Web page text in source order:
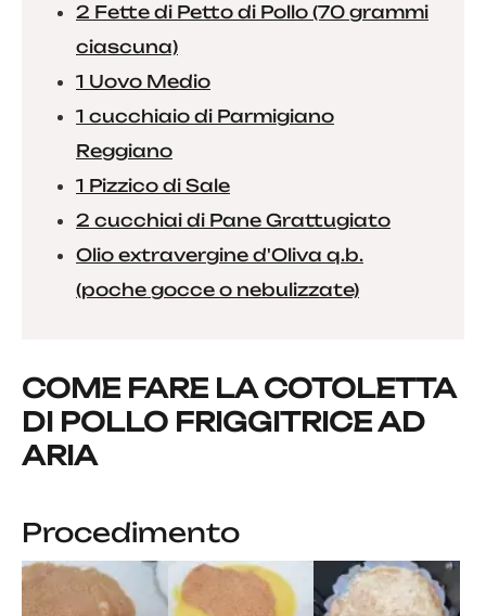
2 Fette di Petto di Pollo (70 grammi
ciascuna)
1 Uovo Medio
1 cucchiaio di Parmigiano
Reggiano
1 Pizzico di Sale
2 cucchiai di Pane Grattugiato
Olio extravergine d'Oliva q.b.
(poche gocce o nebulizzate)
COME FARE LA COTOLETTA
DI POLLO FRIGGITRICE AD
ARIA
Procedimento